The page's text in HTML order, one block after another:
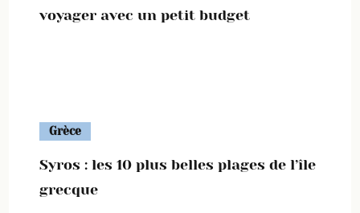
voyager avec un petit budget
Grèce
Syros : les 10 plus belles plages de l’île
grecque